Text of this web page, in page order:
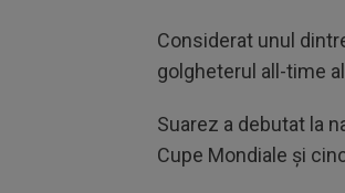
Considerat unul
golgheterul all-time
Suarez a debutat la
Cupe Mondiale și